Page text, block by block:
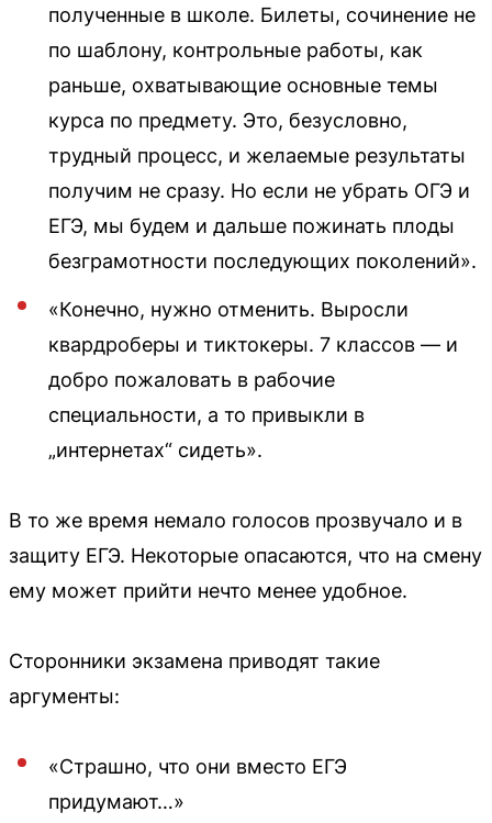
полученные в школе. Билеты, сочинение не
по шаблону, контрольные работы, как
раньше, охватывающие основные темы
курса по предмету. Это, безусловно,
трудный процесс, и желаемые результаты
получим не сразу. Но если не убрать ОГЭ и
ЕГЭ, мы будем и дальше пожинать плоды
безграмотности последующих поколений».
«Конечно, нужно отменить. Выросли
квардроберы и тиктокеры. 7 классов — и
добро пожаловать в рабочие
специальности, а то привыкли в
„интернетах“ сидеть».
В то же время немало голосов прозвучало и в
защиту ЕГЭ. Некоторые опасаются, что на смену
ему может прийти нечто менее удобное.
Сторонники экзамена приводят такие
аргументы:
«Страшно, что они вместо ЕГЭ
придумают…»